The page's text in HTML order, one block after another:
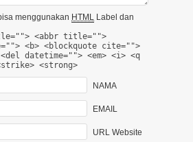
menggunakan HTML
Label dan
<abbr title="">
<b> <blockquote cite="">
datetime=""> <em> <i> <q
<strong>
NAMA
EMAIL
URL Website